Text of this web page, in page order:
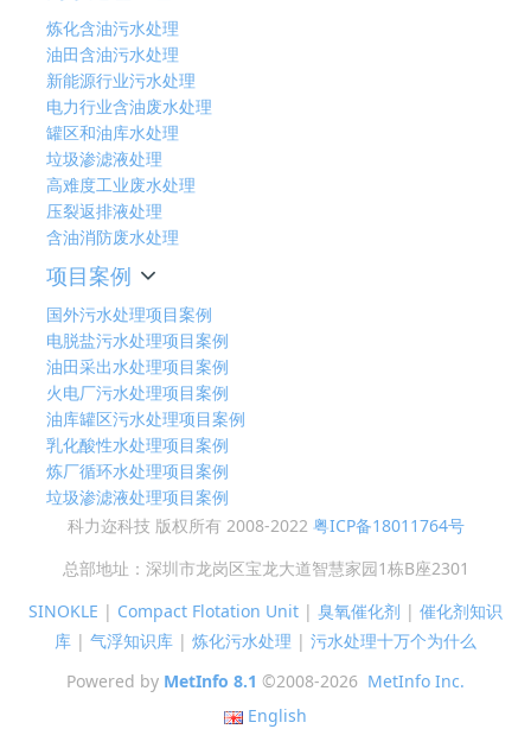
炼化含油污水处理
油田含油污水处理
新能源行业污水处理
电力行业含油废水处理
罐区和油库水处理
垃圾渗滤液处理
高难度工业废水处理
压裂返排液处理
含油消防废水处理
项目案例
国外污水处理项目案例
电脱盐污水处理项目案例
油田采出水处理项目案例
火电厂污水处理项目案例
油库罐区污水处理项目案例
乳化酸性水处理项目案例
炼厂循环水处理项目案例
垃圾渗滤液处理项目案例
科力迩科技 版权所有 2008-2022 粤ICP备18011764号
总部地址：深圳市龙岗区宝龙大道智慧家园1栋B座2301
SINOKLE | Compact Flotation Unit | 臭氧催化剂 | 催化剂知识
库 | 气浮知识库 | 炼化污水处理 | 污水处理十万个为什么
Powered by MetInfo 8.1 ©2008-2026 MetInfo Inc.
English